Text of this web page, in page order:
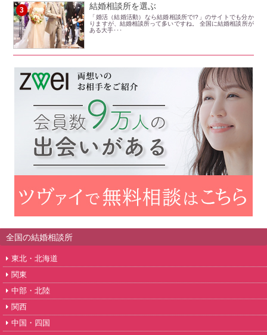
3 結婚相談所を選ぶ
「婚活（結婚活動）なら結婚相談所で!?」のサイトでも分か
りますが、結婚相談所って多いですね。 全国に結婚相談所が
ある大手･･･
全国の結婚相談所
東北・北海道
関東
中部・北陸
関西
中国・四国